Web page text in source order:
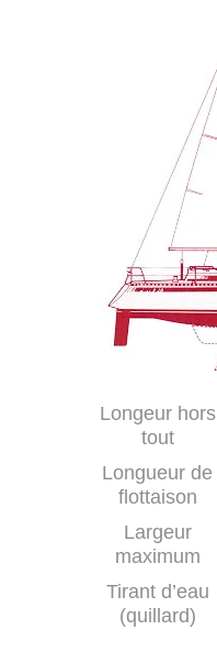
Longeur hors
tout
Longueur de
flottaison
Largeur
maximum
Tirant d’eau
(quillard)